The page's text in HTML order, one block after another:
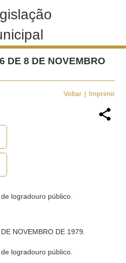
DE 8 DE NOVEMBRO
Voltar Imprimir
logradouro público.
NOVEMBRO DE 1979.
logradouro público.